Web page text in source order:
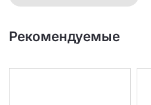
Рекомендуемые